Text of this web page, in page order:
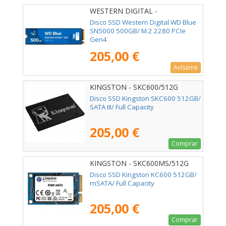
WESTERN DIGITAL -
WDS500G4B0E
Disco SSD Western Digital WD Blue
SN5000 500GB/ M.2 2280 PCIe
Gen4
205,00 €
Avísame
KINGSTON - SKC600/512G
Disco SSD Kingston SKC600 512GB/
SATA III/ Full Capacity
205,00 €
Comprar
KINGSTON - SKC600MS/512G
Disco SSD Kingston KC600 512GB/
mSATA/ Full Capacity
205,00 €
Comprar